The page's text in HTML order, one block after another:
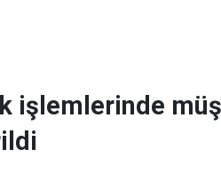
işlemlerinde